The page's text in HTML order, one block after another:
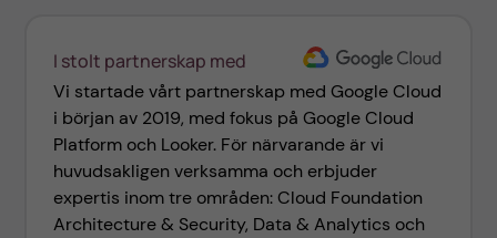
I stolt partnerskap med
Vi startade vårt partnerskap med Google Cloud
i början av 2019, med fokus på Google Cloud
Platform och Looker. För närvarande är vi
huvudsakligen verksamma och erbjuder
expertis inom tre områden: Cloud Foundation
Architecture & Security, Data & Analytics och